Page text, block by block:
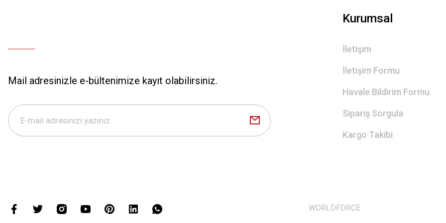
Mail adresinizle e-bültenimize kayıt olabilirsiniz.
Kurumsal
İletişim
İletişim Formu
Havale Bildirim Formu
Sipariş Sorgula
Kargo Takibi
WORLDFORCE